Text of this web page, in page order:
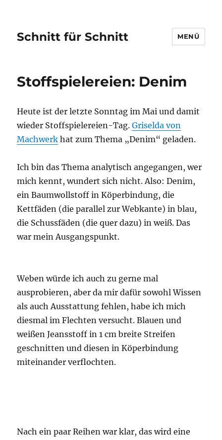
Schnitt für Schnitt MENÜ
Stoffspielereien: Denim
Heute ist der letzte Sonntag im Mai und damit
wieder Stoffspielereien-Tag.Griselda von
Machwerk hat zum Thema „Denim“ geladen.
Ich bin das Thema analytisch angegangen, wer
mich kennt, wundert sich nicht. Also: Denim,
ein Baumwollstoff in Köperbindung, die
Kettfäden (die parallel zur Webkante) in blau,
die Schussfäden (die quer dazu) in weiß. Das
war mein Ausgangspunkt.
Weben würde ich auch zu gerne mal
ausprobieren, aber da mir dafür sowohl Wissen
als auch Ausstattung fehlen, habe ich mich
diesmal im Flechten versucht. Blauen und
weißen Jeansstoff in 1 cm breite Streifen
geschnitten und diesen in Köperbindung
miteinander verflochten.
Nach ein paar Reihen war klar, das wird eine